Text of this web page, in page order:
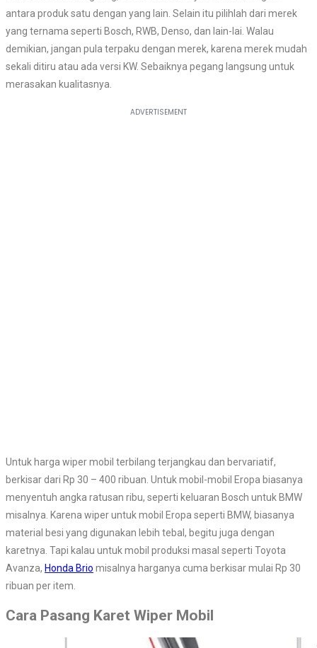
antara produk satu dengan yang lain. Selain itu pilihlah dari merek
yang ternama seperti Bosch, RWB, Denso, dan lain-lai. Walau
demikian, jangan pula terpaku dengan merek, karena merek mudah
sekali ditiru atau ada versi KW. Sebaiknya pegang langsung untuk
merasakan kualitasnya.
Untuk harga wiper mobil terbilang terjangkau dan bervariatif,
berkisar dari Rp 30 – 400 ribuan. Untuk mobil-mobil Eropa biasanya
menyentuh angka ratusan ribu, seperti keluaran Bosch untuk BMW
misalnya. Karena wiper untuk mobil Eropa seperti BMW, biasanya
material besi yang digunakan lebih tebal, begitu juga dengan
karetnya. Tapi kalau untuk mobil produksi masal seperti Toyota
Avanza, Honda Brio misalnya harganya cuma berkisar mulai Rp 30
ribuan per item.
Cara Pasang Karet Wiper Mobil